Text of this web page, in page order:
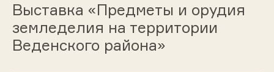
Выставка «Предметы и орудия
земледелия на территории
Веденского района»